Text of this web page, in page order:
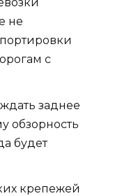
не
с
заднее
обзорность
будет
крепежей